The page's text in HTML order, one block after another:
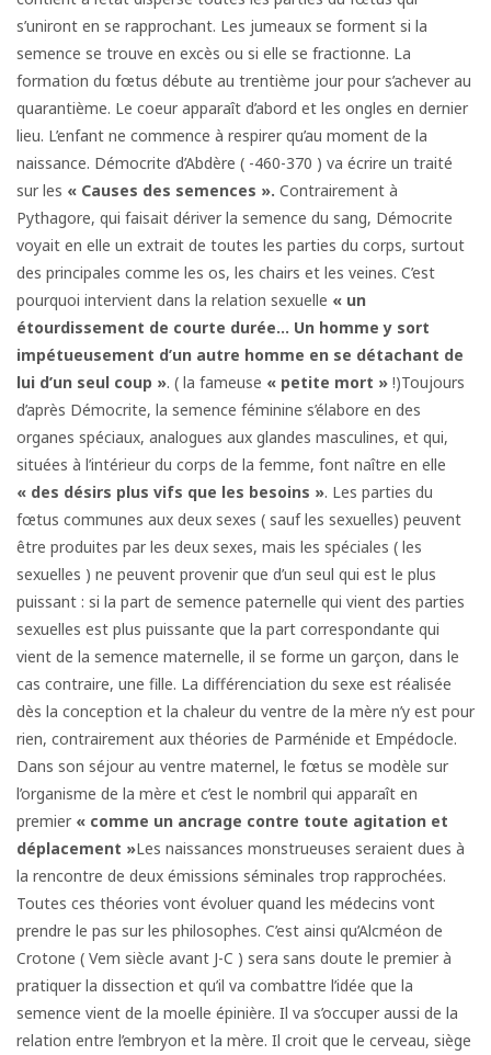
s’uniront en se rapprochant. Les jumeaux se forment si la
semence se trouve en excès ou si elle se fractionne. La
formation du fœtus débute au trentième jour pour s’achever au
quarantième. Le coeur apparaît d’abord et les ongles en dernier
lieu. L’enfant ne commence à respirer qu’au moment de la
naissance. Démocrite d’Abdère ( -460-370 ) va écrire un traité
sur les « Causes des semences ». Contrairement à
Pythagore, qui faisait dériver la semence du sang, Démocrite
voyait en elle un extrait de toutes les parties du corps, surtout
des principales comme les os, les chairs et les veines. C’est
pourquoi intervient dans la relation sexuelle « un
étourdissement de courte durée… Un homme y sort
impétueusement d’un autre homme en se détachant de
lui d’un seul coup ». ( la fameuse « petite mort » !)Toujours
d’après Démocrite, la semence féminine s’élabore en des
organes spéciaux, analogues aux glandes masculines, et qui,
situées à l’intérieur du corps de la femme, font naître en elle
« des désirs plus vifs que les besoins ». Les parties du
fœtus communes aux deux sexes ( sauf les sexuelles) peuvent
être produites par les deux sexes, mais les spéciales ( les
sexuelles ) ne peuvent provenir que d’un seul qui est le plus
puissant : si la part de semence paternelle qui vient des parties
sexuelles est plus puissante que la part correspondante qui
vient de la semence maternelle, il se forme un garçon, dans le
cas contraire, une fille. La différenciation du sexe est réalisée
dès la conception et la chaleur du ventre de la mère n’y est pour
rien, contrairement aux théories de Parménide et Empédocle.
Dans son séjour au ventre maternel, le fœtus se modèle sur
l’organisme de la mère et c’est le nombril qui apparaît en
premier « comme un ancrage contre toute agitation et
déplacement »Les naissances monstrueuses seraient dues à
la rencontre de deux émissions séminales trop rapprochées.
Toutes ces théories vont évoluer quand les médecins vont
prendre le pas sur les philosophes. C’est ainsi qu’Alcméon de
Crotone ( Vem siècle avant J-C ) sera sans doute le premier à
pratiquer la dissection et qu’il va combattre l’idée que la
semence vient de la moelle épinière. Il va s’occuper aussi de la
relation entre l’embryon et la mère. Il croit que le cerveau, siège